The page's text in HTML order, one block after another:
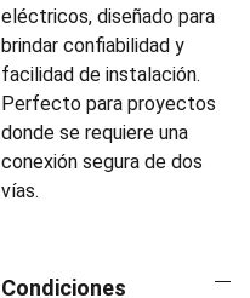
eléctricos, diseñado para
brindar confiabilidad y
facilidad de instalación.
Perfecto para proyectos
donde se requiere una
conexión segura de dos
vías.
Condiciones